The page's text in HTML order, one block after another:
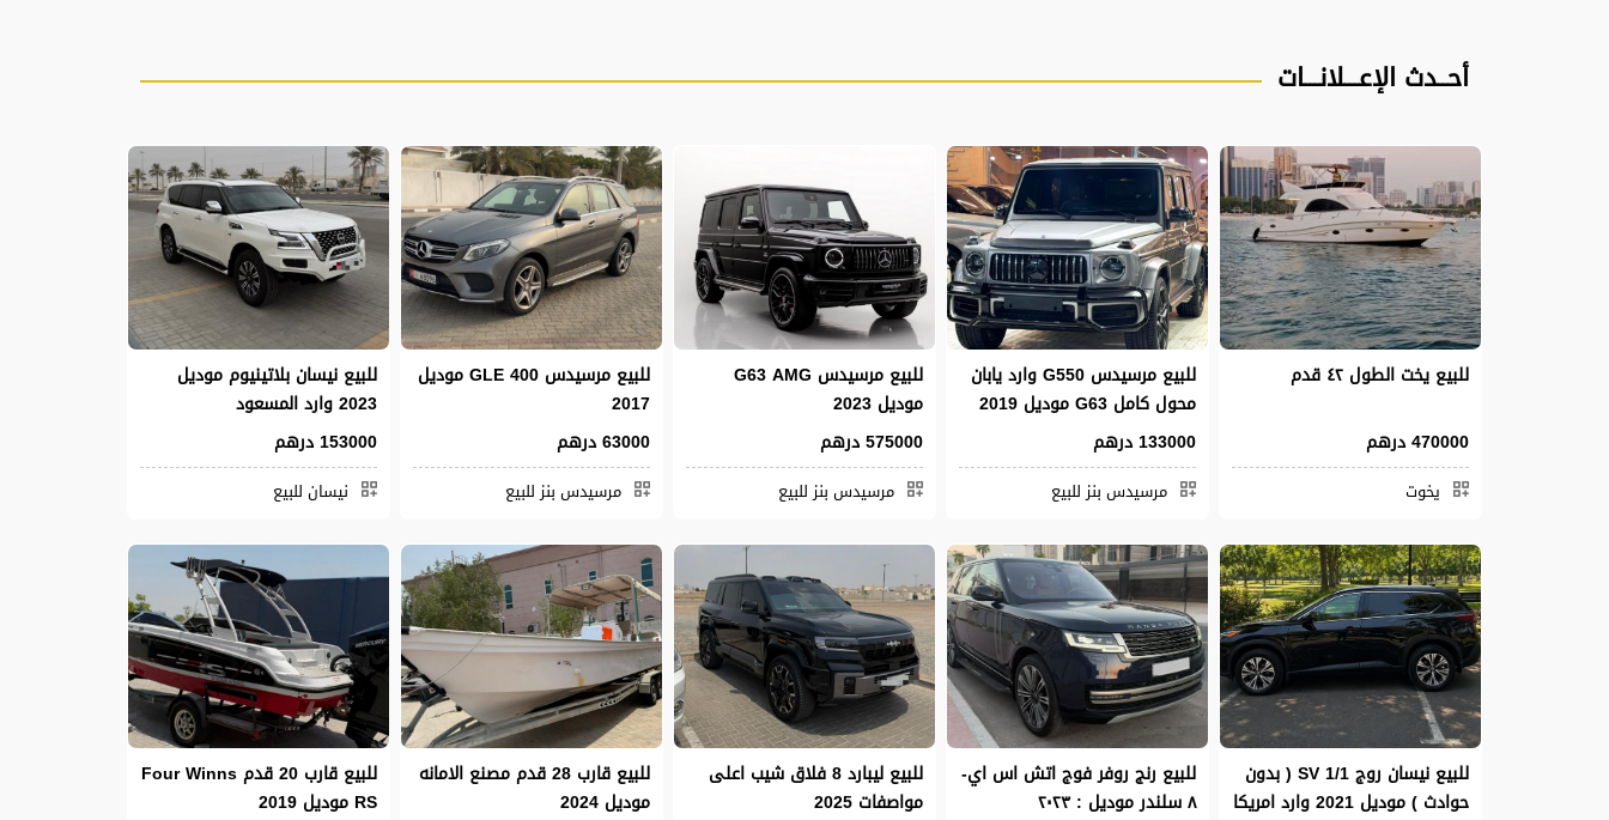
أحــدث الإعـــلانـــات
للبيع يخت الطول ٤٢ قدم
470000 درهم
يخوت
للبيع مرسيدس G550 وارد يابان
محول كامل G63 موديل 2019
133000 درهم
مرسيدس بنز للبيع
للبيع مرسيدس G63 AMG
موديل 2023
575000 درهم
مرسيدس بنز للبيع
للبيع مرسيدس GLE 400 موديل
2017
63000 درهم
مرسيدس بنز للبيع
للبيع نيسان بلاتينيوم موديل
2023 وارد المسعود
153000 درهم
نيسان للبيع
للبيع نيسان روج SV 1/1 ( بدون
حوادث ) موديل 2021 وارد امريكا
للبيع رنج روفر فوج اتش اس اي-
٨ سلندر موديل : ٢٠٢٣
للبيع ليبارد 8 فلاق شيب اعلى
مواصفات 2025
للبيع قارب 28 قدم مصنع الامانه
موديل 2024
للبيع قارب 20 قدم Four Winns
RS موديل 2019